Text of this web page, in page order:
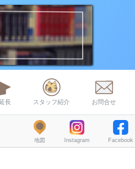
長 スタッフ紹介 お問合せ
地図 Instagram Facebook